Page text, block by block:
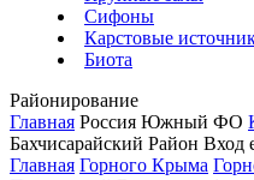
Сифоны
Карстовые
Биота
Районирование
Главная Россия Южный ФО
Бахчисарайский Район Вход
Главная Горного Крыма